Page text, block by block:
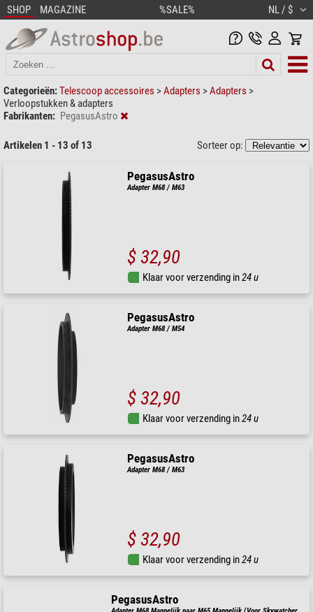
SHOP MAGAZINE %SALE% NL / $
Categorieën:Telescoop accessoires >Adapters >Adapters >
Verloopstukken & adapters
Fabrikanten: PegasusAstro
Artikelen 1 - 13 of 13 Sorteer op:
PegasusAstro
Adapter M68 / M63
$ 32,90
Klaar voor verzending in24 u
PegasusAstro
Adapter M68 / M54
$ 32,90
Klaar voor verzending in24 u
PegasusAstro
Adapter M68 / M63
$ 32,90
Klaar voor verzending in24 u
PegasusAstro